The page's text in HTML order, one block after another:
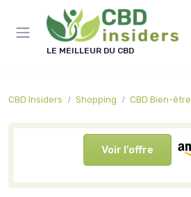
LE MEILLEUR DU CBD
CBD Insiders Shopping CBD Bien-être
Voir l'offre
Panneau de gestion des cookies